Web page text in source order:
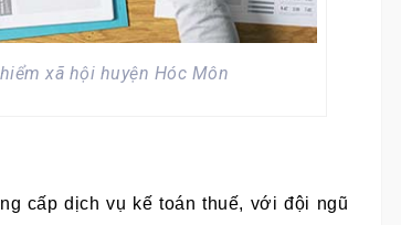
xã hội huyện Hóc Môn
cấp dịch vụ kế toán thuế, với đội ngũ